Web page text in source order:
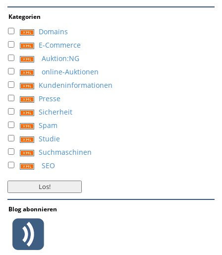
Kategorien
Domains
E-Commerce
Auktion:NG
online-Auktionen
Kundeninformationen
Presse
Sicherheit
Spam
Studie
Suchmaschinen
SEO
Blog abonnieren